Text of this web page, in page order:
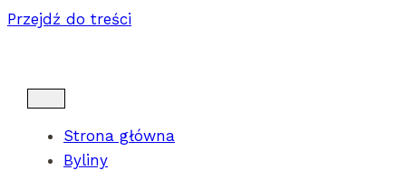
Przejdź do treści
Strona główna
Byliny